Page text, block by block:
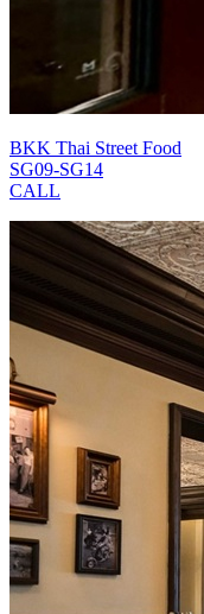
BKK Thai Street Food
SG09-SG14
CALL